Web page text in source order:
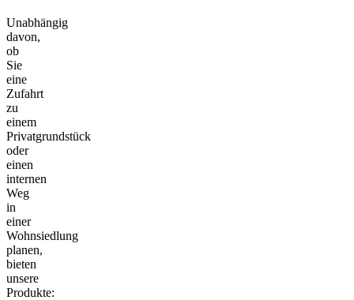
Unabhängig
davon,
ob
Sie
eine
Zufahrt
zu
einem
Privatgrundstück
oder
einen
internen
Weg
in
einer
Wohnsiedlung
planen,
bieten
unsere
Produkte: